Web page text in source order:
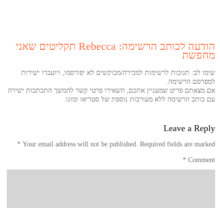
הודעה לכותב הרשימה: Rebecca תקליטים שאני
מחפשת
שימו לב: תגובות לרשימות למכירה/מבוקשים לא יפורסמו, ויועברו ישירות
למפרסם הרשימה.
אם מצאתם פריט שמעניין אתכם, השאירו פרטי קשר להמשך התכתבות ישירה
עם כותב הרשימה ללא מעורבות נוספת של סטריאו ומונו.
Leave a Reply
Your email address will not be published. Required fields are marked
*
Comment
*